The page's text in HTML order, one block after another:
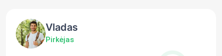
Vladas
Pirkėjas